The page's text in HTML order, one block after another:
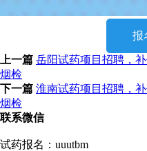
报
上一篇 岳阳试药项目招聘，
烟检
下一篇 淮南试药项目招聘，
烟检
联系微信
试药报名：uuutbm